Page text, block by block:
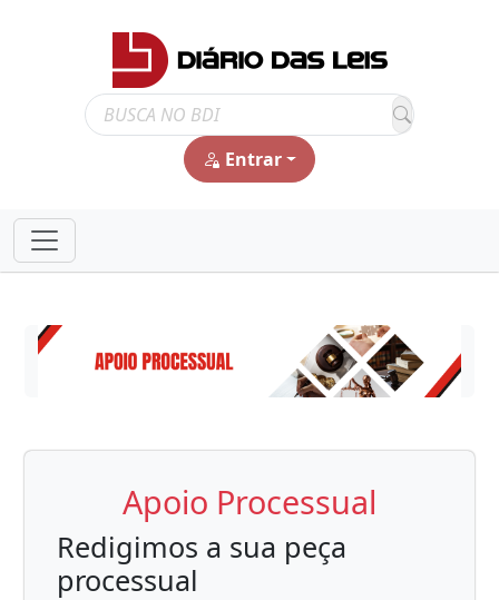
Entrar
Apoio Processual
Redigimos a sua peça
processual